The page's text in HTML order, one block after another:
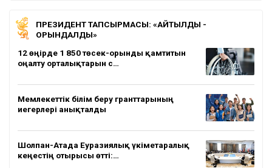
ПРЕЗИДЕНТ ТАПСЫРМАСЫ: «АЙТЫЛДЫ -
ОРЫНДАЛДЫ»
12 өңірде 1 850 төсек-орынды қамтитын
оңалту орталықтарын с…
Мемлекеттік білім беру гранттарының
иегерлері анықталды
Шолпан-Атада Еуразиялық үкіметаралық
кеңестің отырысы өтті:…